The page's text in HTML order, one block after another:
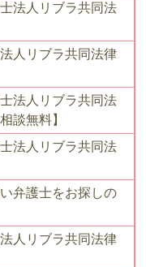
法人リブラ共同法
人リブラ共同法律
法人リブラ共同法
談無料】
法人リブラ共同法
弁護士をお探しの
人リブラ共同法律